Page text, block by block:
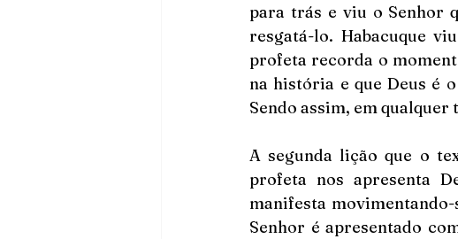
para trás e viu o Senhor
resgatá-lo. Habacuque
profeta recorda o
na história e que Deus é
Sendo assim, em qualquer
A segunda lição que o
profeta nos apresenta
manifesta
Senhor é apresentado